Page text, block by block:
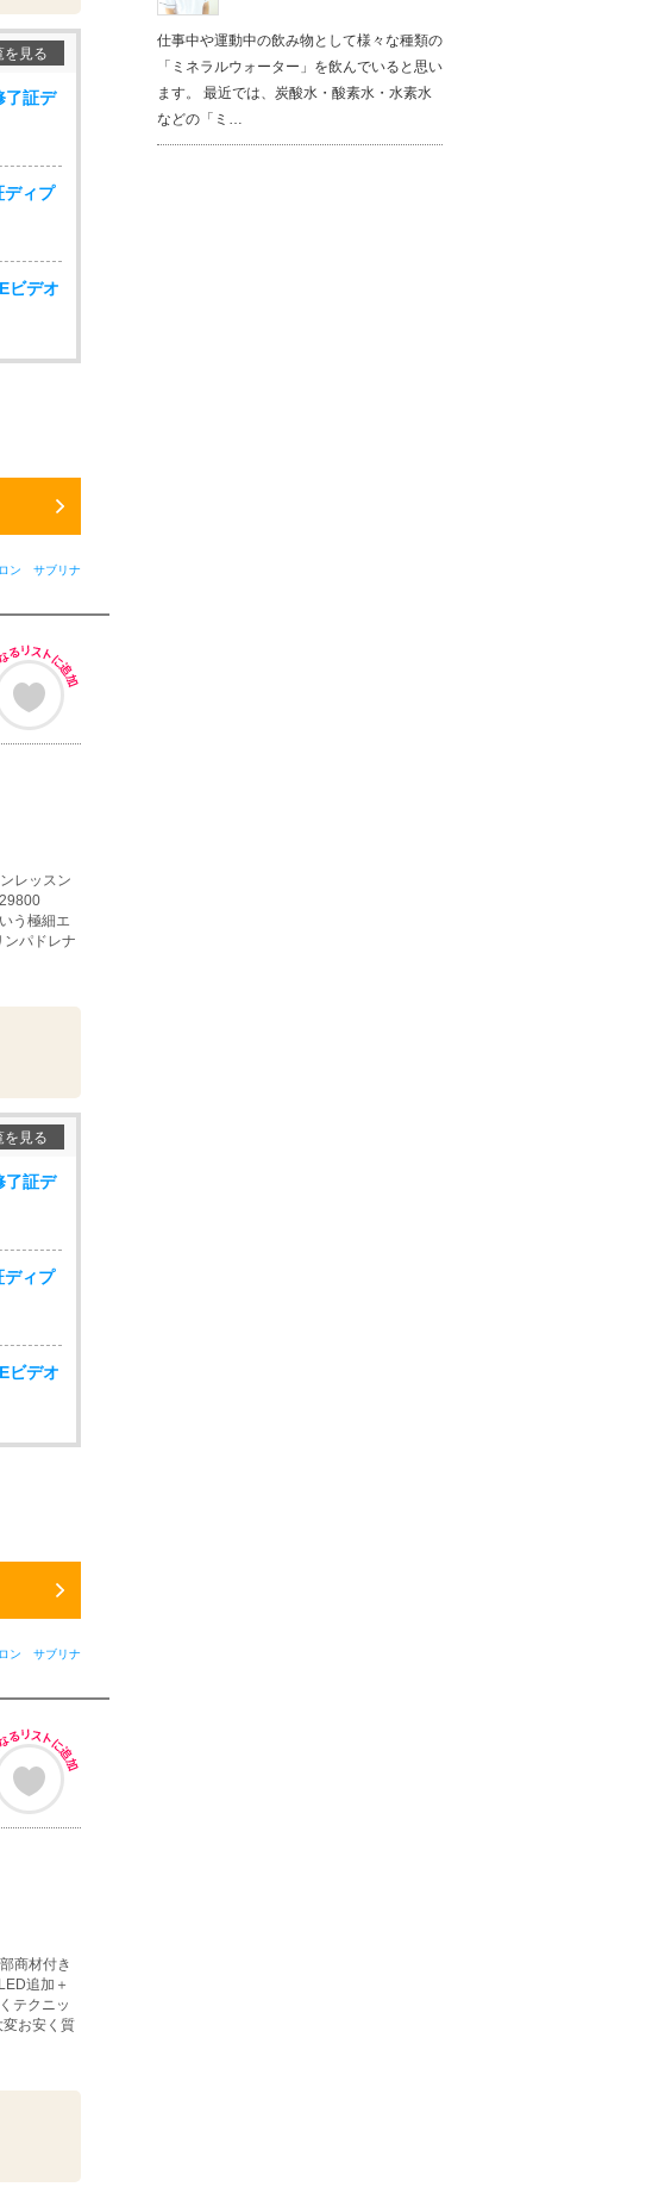
を見る
了証デ
ディプ
ビデオ
ン サブリナ
レッスン
う極細エ
パドレナ
を見る
了証デ
ディプ
ビデオ
ン サブリナ
商材付き
追加＋
テクニッ
お安く質
仕事中や運動中の飲み物として様々な種類の
「ミネラルウォーター」を飲んでいると思い
ます。 最近では、炭酸水・酸素水・水素水
などの「ミ…